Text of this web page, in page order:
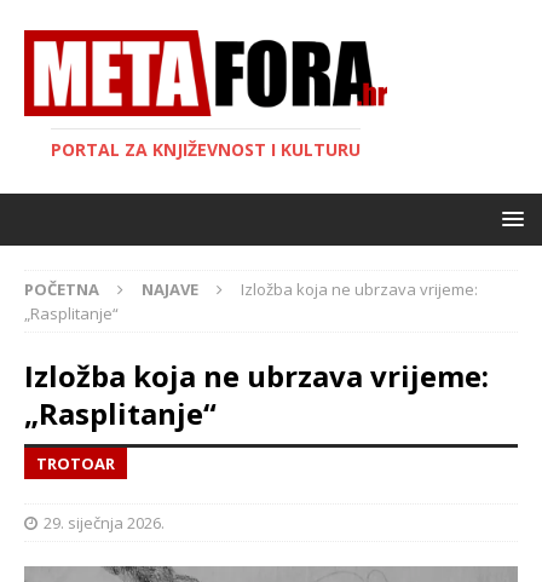
PORTAL ZA KNJIŽEVNOST I KULTURU
POČETNA NAJAVE
Izložba koja ne ubrzava vrijeme:
„Rasplitanje“
Izložba koja ne ubrzava vrijeme:
„Rasplitanje“
TROTOAR
29. siječnja 2026.